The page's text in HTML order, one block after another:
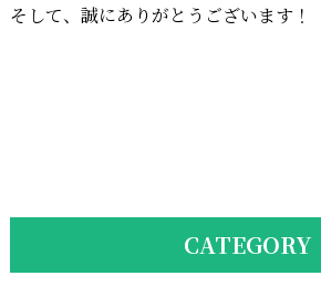
そして、誠にありがとうございます！
CATEGORY